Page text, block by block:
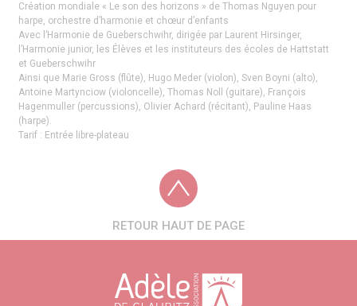
Création mondiale « Le son des horizons » de Thomas Nguyen pour
harpe, orchestre d’harmonie et chœur d’enfants
Avec l’Harmonie de Gueberschwihr, dirigée par Laurent Hirsinger,
l’Harmonie junior, les Élèves et les instituteurs des écoles de Hattstatt
et Gueberschwihr
Ainsi que Marie Gross (flûte), Hugo Meder (violon), Sven Boyni (alto),
Antoine Martynciow (violoncelle), Thomas Noll (guitare), François
Hagenmuller (percussions), Olivier Achard (récitant), Pauline Haas
(harpe).
Tarif : Entrée libre-plateau
RETOUR HAUT DE PAGE